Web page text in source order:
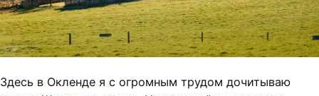
Здесь в Окленде я с огромным трудом дочитываю